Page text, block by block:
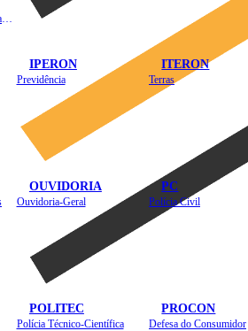
IPERON
Previdência
ITERON
Terras
OUVIDORIA
Ouvidoria-Geral
PC
Polícia Civil
POLITEC
Polícia Técnico-Científica
PROCON
Defesa do Consumidor